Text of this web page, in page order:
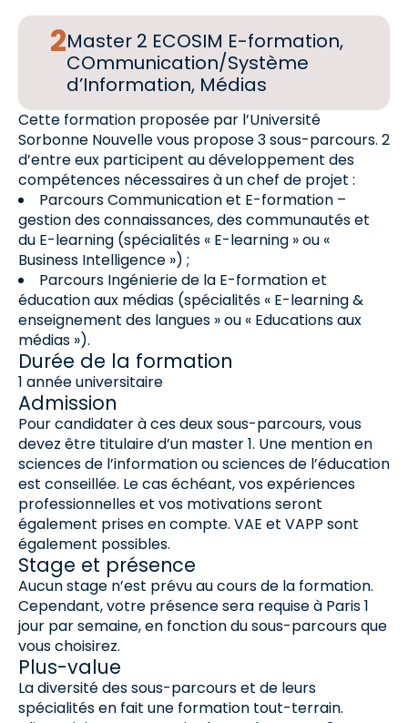
Master 2 ECOSIM E-formation,
COmmunication/Système
d’Information, Médias
Cette formation proposée par l’Université
Sorbonne Nouvelle vous propose 3 sous-parcours. 2
d’entre eux participent au développement des
compétences nécessaires à un chef de projet :
Parcours Communication et E-formation –
gestion des connaissances, des communautés et
du E-learning (spécialités « E-learning » ou «
Business Intelligence ») ;
Parcours Ingénierie de la E-formation et
éducation aux médias (spécialités « E-learning &
enseignement des langues » ou « Educations aux
médias »).
Durée de la formation
1 année universitaire
Admission
Pour candidater à ces deux sous-parcours, vous
devez être titulaire d’un master 1. Une mention en
sciences de l’information ou sciences de l’éducation
est conseillée. Le cas échéant, vos expériences
professionnelles et vos motivations seront
également prises en compte. VAE et VAPP sont
également possibles.
Stage et présence
Aucun stage n’est prévu au cours de la formation.
Cependant, votre présence sera requise à Paris 1
jour par semaine, en fonction du sous-parcours que
vous choisirez.
Plus-value
La diversité des sous-parcours et de leurs
spécialités en fait une formation tout-terrain.